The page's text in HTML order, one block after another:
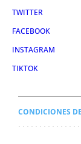
TWITTER
FACEBOOK
INSTAGRAM
TIKTOK
CONDICIONES